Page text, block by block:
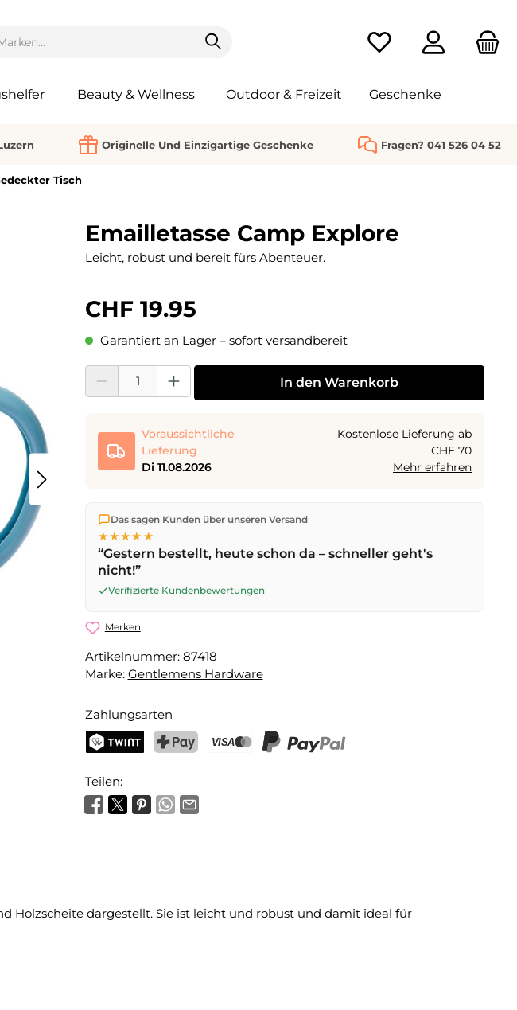
Du hast 0 Produkte
Beauty & Wellness Outdoor & Freizeit Geschenke
Originelle Und Einzigartige Geschenke Fragen? 041 526 04 52
Tisch
Emailletasse Camp Explore
Leicht, robust und bereit fürs Abenteuer.
CHF 19.95
Garantiert an Lager – sofort versandbereit
Produkt Anzahl: Gib den gewünschten Wert ein oder benutze die Schaltflächen um die
In den Warenkorb
Voraussichtliche
Lieferung
Di 11.08.2026
Kostenlose Lieferung ab
CHF 70
Mehr erfahren
Wir versenden direkt aus unserem Lager in Kriens. Ab
die Lieferung kostenlos. Bestellungen bis
noch am selben Tag versendet – Zustellung am
Werktagmit der Schweizerischen Post.
Das sagen Kunden über unseren Versand
★★★★★
“Gestern bestellt, heute schon da – schneller geht's
nicht!”
Verifizierte Kundenbewertungen
Merken
Artikelnummer: 87418
Marke: Gentlemens Hardware
Zahlungsarten
Teilen:
Holzscheite dargestellt. Sie ist leicht und robust und damit ideal für